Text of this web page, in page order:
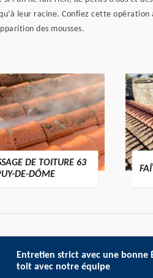
leur racine. Confiez cette
des mousses.
DE TOITURE 63
DE-DÔME
Entretien strict avec une bonne
toit avec notre équipe